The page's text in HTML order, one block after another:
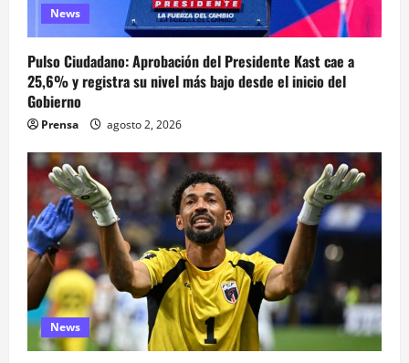
News
Pulso Ciudadano: Aprobación del Presidente Kast cae a
25,6% y registra su nivel más bajo desde el inicio del
Gobierno
Prensa agosto 2, 2026
News